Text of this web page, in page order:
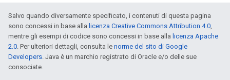
Salvo quando diversamente specificato, i contenuti di questa pagina
sono concessi in base alla licenza Creative Commons Attribution 4.0,
mentre gli esempi di codice sono concessi in base alla licenza Apache
2.0. Per ulteriori dettagli, consulta le norme del sito di Google
Developers. Java è un marchio registrato di Oracle e/o delle sue
consociate.